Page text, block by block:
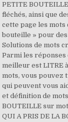
PETITE
fléchés, ainsi que
cette page les
bouteille » pour
Solutions de mots
Parmi les réponses
meilleur est LITRE
mots, vous pouvez
qui peuvent vous
et définition de
BOUTEILLE sur
QUI A PRIS DE LA